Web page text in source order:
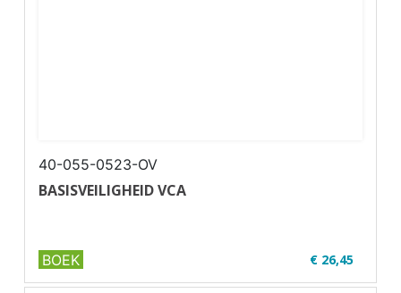
40-055-0523-OV
BASISVEILIGHEID VCA
€ 26,45
✔ Volledig up-to-date
BOEK